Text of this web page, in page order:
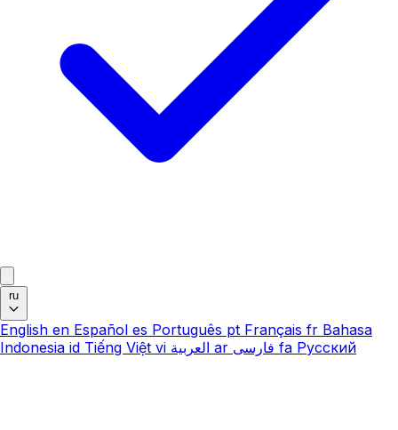
ru
English en Español es Português pt Français fr Bahasa
Indonesia id Tiếng Việt vi العربية ar فارسی fa Русский